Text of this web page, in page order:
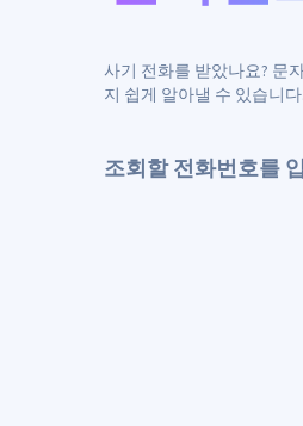
사기 전화를 받았나요? 문
지 쉽게 알아낼 수 있습니다.
조회할 전화번호를